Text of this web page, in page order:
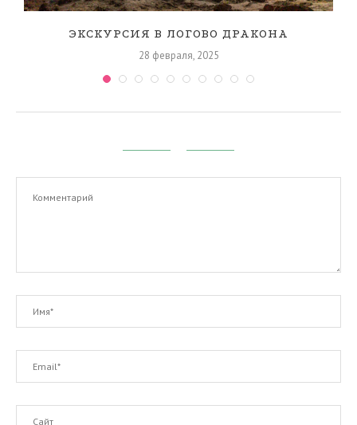
ЭКСКУРСИЯ В ЛОГОВО ДРАКОНА
28 февраля, 2025